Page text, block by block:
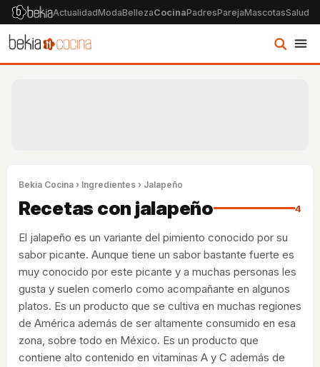
ActualidadModaBellezaCocinaPadresParejaMascotasSalud
Bekia Cocina › Ingredientes › Jalapeño
Recetas con jalapeño 4
El jalapeño es un variante del pimiento conocido por su
sabor picante. Aunque tiene un sabor bastante fuerte es
muy conocido por este picante y a muchas personas les
gusta y suelen comerlo como acompañante en algunos
platos. Es un producto que se cultiva en muchas regiones
de América además de ser altamente consumido en esa
zona, sobre todo en México. Es un producto que
contiene alto contenido en vitaminas A y C además de